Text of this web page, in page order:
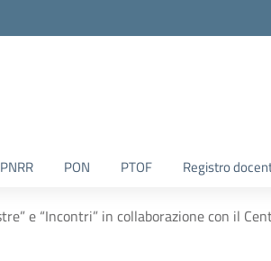
PNRR PON PTOF Registro
e “Incontri” in collaborazione con il